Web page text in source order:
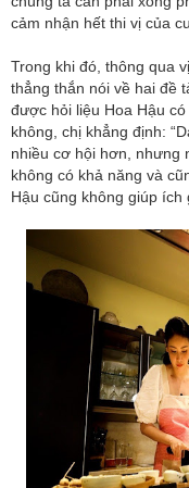
cảm nhận hết thi vị của
Trong khi đó, thông qua
thẳng thắn nói về hai đề
được hỏi liệu Hoa Hậu
không, chị khẳng định:
nhiều cơ hội hơn, nhưng
không có khả năng và
Hậu cũng không giúp ích